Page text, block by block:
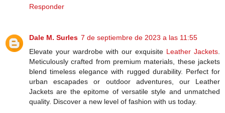
Responder
Dale M. Surles 7 de septiembre de 2023 a las 11:55
Elevate your wardrobe with our exquisite Leather Jackets.
Meticulously crafted from premium materials, these jackets
blend timeless elegance with rugged durability. Perfect for
urban escapades or outdoor adventures, our Leather
Jackets are the epitome of versatile style and unmatched
quality. Discover a new level of fashion with us today.